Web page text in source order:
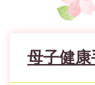
母子健